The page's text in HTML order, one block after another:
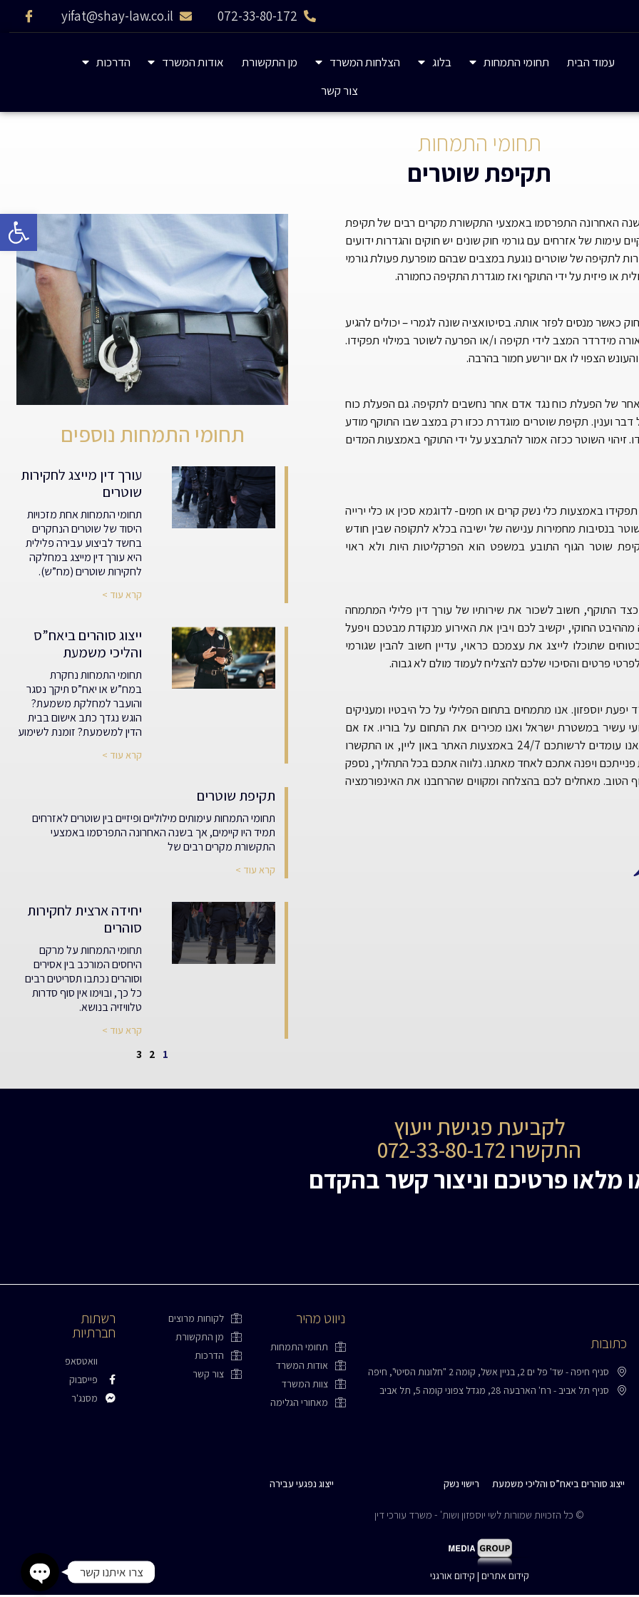
072-33-80-172
yifat@shay-law.co.il
עמוד הבית תחומי התמחות בלוג הצלחות המשרד מן התקשורת אודות המשרד
הדרכות
צור קשר
תחומי התמחות
תקיפת שוטרים
בשנה האחרונה התפרסמו באמצעי התקשורת מקרים רבים של תקיפת
של אזרחים עם גורמי חוק שונים יש חוקים והגדרות ידועים
לתקיפה של שוטרים נוגעת במצבים שבהם מופרעת פעולת גורמי
או פיזית על ידי התוקף ואז מוגדרת התקיפה כחמורה.
כאשר מנסים לפזר אותה. בסיטואציה שונה לגמרי – יכולים להגיע
מידרדר המצב לידי תקיפה ו/או הפרעה לשוטר במילוי תפקידו.
הצפוי לו אם יורשע חמור בהרבה.
של הפעלת כוח נגד אדם אחר נחשבים לתקיפה. גם הפעלת כוח
וענין. תקיפת שוטרים מוגדרת ככזו רק במצב שבו התוקף מודע
זיהוי השוטר ככזה אמור להתבצע על ידי התוקף באמצעות המדים
באמצעות כלי נשק קרים או חמים- לדוגמא סכין או כלי ירייה
בנסיבות מחמירות ענישה של ישיבה בכלא לתקופה שבין חודש
שוטר הגוף התובע במשפט הוא הפרקליטות היות ולא ראוי
התוקף, חשוב לשכור את שירותיו של עורך דין פלילי המתמחה
החוקי, יקשיב לכם ויבין את האירוע מנקודת מבטכם ויפעל
שתוכלו לייצג את עצמכם כראוי, עדיין חשוב להבין שגורמי
פרטים והסיכוי שלכם להצליח לעמוד מולם לא גבוה.
שי ועו”ד יפעת יוספזון. אנו מתמחים בתחום הפלילי על כל היבטיו ומעניקים
עשיר במשטרת ישראל ואנו מכירים את התחום על בוריו. אז אם
הסתבכתם ואתם זקוקים לייצוג, ליעוץ או לעזרה, פנו אלינו עוד היום. אנו עומדים לרשותכם 24/7 באמצעות האתר באון ליין, או התקשרו
ויפנה אתכם לאחד מאתנו. נלווה אתכם בכל התהליך, נספק
הטוב. מאחלים לכם בהצלחה ומקווים שהרחבנו את האינפורמציה
תחומי התמחות נוספים
עורך דין מייצג לחקירות
שוטרים
תחומי התמחות אחת מזכויות
היסוד של שוטרים הנחקרים
בחשד לביצוע עבירה פלילית
היא עורך דין מייצג במחלקה
לחקירות שוטרים (מח”ש).
קרא עוד >
ייצוג סוהרים ביאח”ס
והליכי משמעת
תחומי התמחות נחקרת
במח”ש או יאח”ס תיקך נסגר
והועבר למחלקת משמעת?
הוגש נגדך כתב אישום בבית
הדין למשמעת? זומנת לשימוע
קרא עוד >
תקיפת שוטרים
תחומי התמחות עימותים מילוליים ופיזיים בין שוטרים לאזרחים
תמיד היו קיימים, אך בשנה האחרונה התפרסמו באמצעי
התקשורת מקרים רבים של
קרא עוד >
יחידה ארצית לחקירות
סוהרים
תחומי התמחות על מרקם
היחסים המורכב בין אסירים
וסוהרים נכתבו תסריטים רבים
כל כך, ובוימו אין סוף סדרות
טלוויזיה בנושא.
קרא עוד >
1
2
3
לקביעת פגישת ייעוץ
התקשרו 072-33-80-172
מלאו פרטיכם וניצור קשר בהקדם
כתובות
סניף חיפה - שד' פל ים 2, בניין אשל, קומה 2 "חלונות הסיטי", חיפה
סניף תל אביב - רח' הארבעה 28, מגדל צפוני קומה 5, תל אביב
ניווט מהיר
תחומי התמחות
אודות המשרד
צוות המשרד
מאחורי הגלימה
לקוחות מרוצים
מן התקשורת
הדרכות
צור קשר
רשתות
חברתיות
וואטסאפ
פייסבוק
מסנג'ר
ייצוג סוהרים ביאח”ס והליכי משמעת רישוי נשק ייצוג נפגעי עבירה
© כל הזכויות שמורות לשי יוספזון ושות' - משרד עורכי דין
קידום אתרים | קידום אורגני צרו איתנו קשר